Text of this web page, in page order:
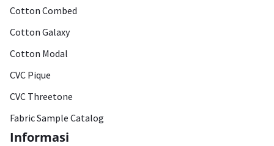
Cotton Combed
Cotton Galaxy
Cotton Modal
CVC Pique
CVC Threetone
Fabric Sample Catalog
Informasi